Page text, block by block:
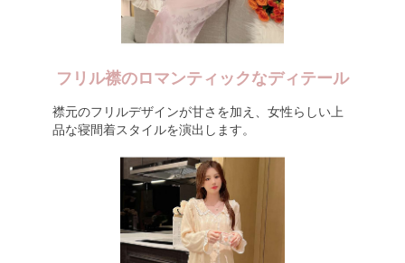
フリル襟のロマンティックなディテール
襟元のフリルデザインが甘さを加え、女性らしい上
品な寝間着スタイルを演出します。